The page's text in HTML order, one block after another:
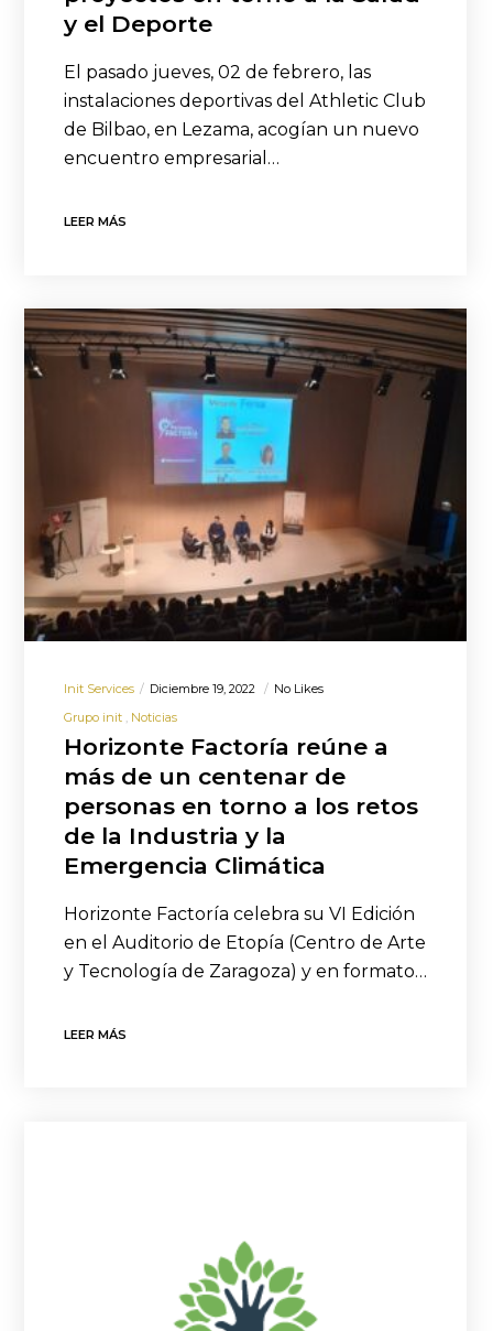
y el Deporte
El pasado jueves, 02 de febrero, las
instalaciones deportivas del Athletic Club
de Bilbao, en Lezama, acogían un nuevo
encuentro empresarial…
LEER MÁS
Init Services Diciembre 19, 2022
No Likes
Grupo init
Noticias
Horizonte Factoría reúne a
más de un centenar de
personas en torno a los retos
de la Industria y la
Emergencia Climática
Horizonte Factoría celebra su VI Edición
en el Auditorio de Etopía (Centro de Arte
y Tecnología de Zaragoza) y en formato…
LEER MÁS